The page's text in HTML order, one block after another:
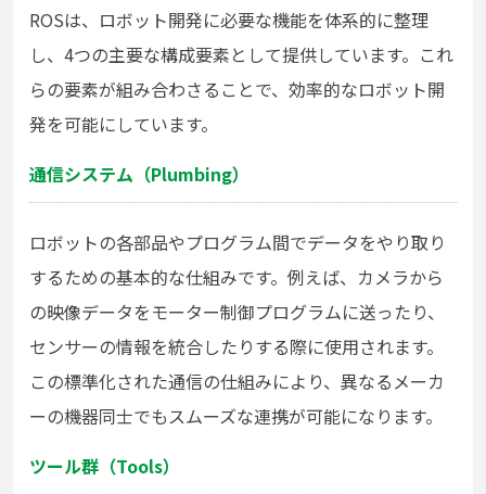
ROSは、ロボット開発に必要な機能を体系的に整理
し、4つの主要な構成要素として提供しています。これ
らの要素が組み合わさることで、効率的なロボット開
発を可能にしています。
通信システム（Plumbing）
ロボットの各部品やプログラム間でデータをやり取り
するための基本的な仕組みです。例えば、カメラから
の映像データをモーター制御プログラムに送ったり、
センサーの情報を統合したりする際に使用されます。
この標準化された通信の仕組みにより、異なるメーカ
ーの機器同士でもスムーズな連携が可能になります。
ツール群（Tools）